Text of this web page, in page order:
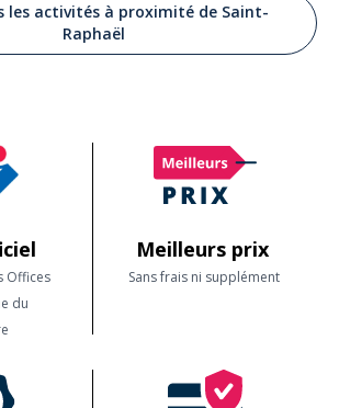
les activités à proximité de Saint-
Raphaël
Offices
du
Meilleurs prix
Sans frais ni supplément